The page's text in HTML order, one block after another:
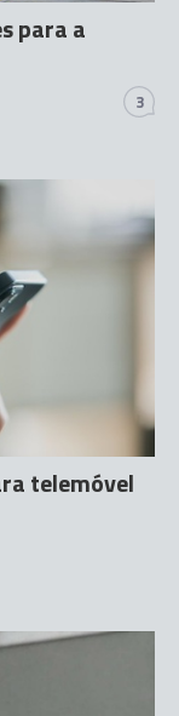
para a
3
telemóvel